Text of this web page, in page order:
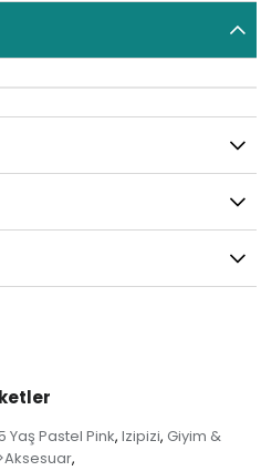
Yaş Pastel Pink, Izipizi, Giyim &
,